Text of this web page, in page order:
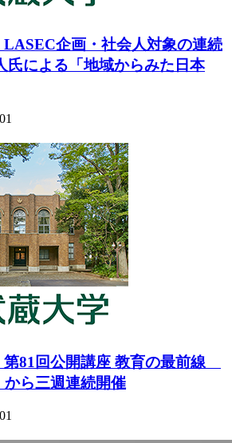
LASEC企画・社会人対象の連続
氏による「地域からみた日本
第81回公開講座 教育の最前線
から三週連続開催